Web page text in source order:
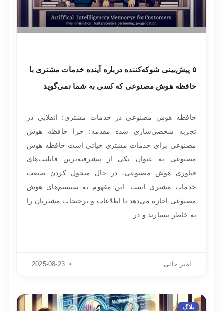
۵ پیش‌بینی شوکه‌کننده درباره آینده خدمات مشتری با
حافظه هوش مصنوعی که کسی به شما نمی‌گوید
حافظه هوش مصنوعی در خدمات مشتری: انقلابی در
تجربه شخصی‌سازی شده مقدمه: چرا حافظه هوش
مصنوعی برای خدمات مشتری حیاتی است حافظه هوش
مصنوعی به عنوان یکی از پیشرفته‌ترین قابلیت‌های
فناوری هوش مصنوعی، در حال متحول کردن صنعت
خدمات مشتری است. این مفهوم به سیستم‌های هوش
مصنوعی اجازه می‌دهد تا اطلاعات و ترجیحات مشتریان را
به خاطر بسپارند و در
امیر خانی
بلاگ